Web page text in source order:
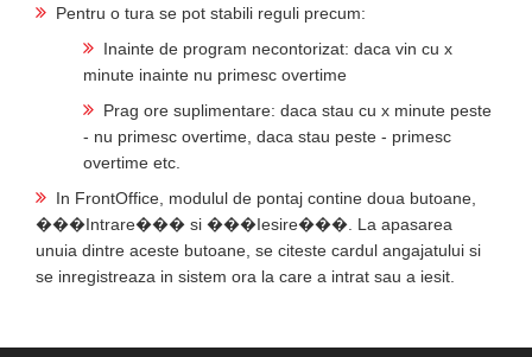
Pentru o tura se pot stabili reguli precum:
Inainte de program necontorizat: daca vin cu x
minute inainte nu primesc overtime
Prag ore suplimentare: daca stau cu x minute peste
- nu primesc overtime, daca stau peste - primesc
overtime etc.
In FrontOffice, modulul de pontaj contine doua butoane,
���Intrare��� si ���Iesire���. La apasarea
unuia dintre aceste butoane, se citeste cardul angajatului si
se inregistreaza in sistem ora la care a intrat sau a iesit.